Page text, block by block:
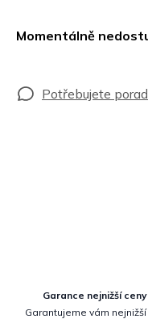
Momentálně
Garance nejnižší ceny
Garantujeme vám nejnižší